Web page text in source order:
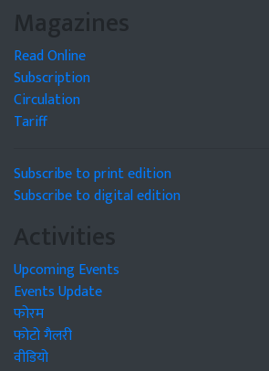
Magazines
Read Online
Subscription
Circulation
Tariff
Subscribe to print edition
Subscribe to digital edition
Activities
Upcoming Events
Events Update
फोरम
फोटो गैलरी
वीडियो